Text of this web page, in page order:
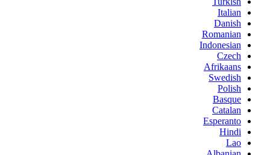
Italian
Danish
Romanian
Indonesian
Czech
Afrikaans
Swedish
Polish
Basque
Catalan
Esperanto
Hindi
Lao